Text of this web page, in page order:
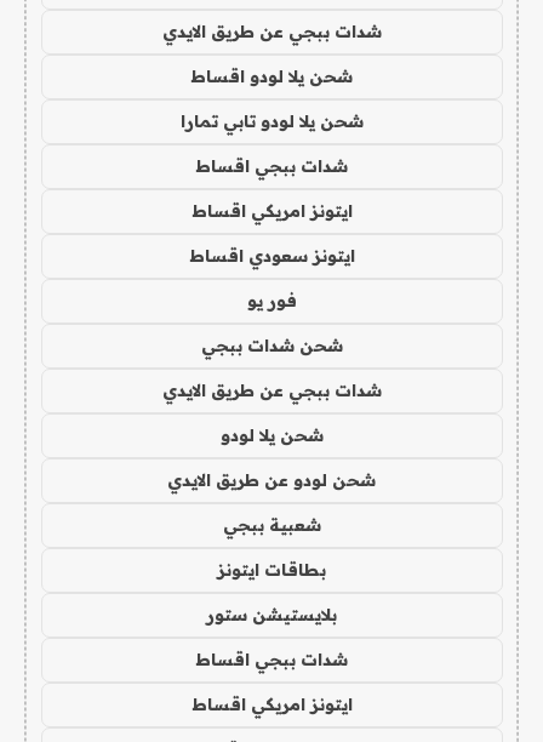
شدات ببجي عن طريق الايدي
شحن يلا لودو اقساط
شحن يلا لودو تابي تمارا
شدات ببجي اقساط
ايتونز امريكي اقساط
ايتونز سعودي اقساط
فور يو
شحن شدات ببجي
شدات ببجي عن طريق الايدي
شحن يلا لودو
شحن لودو عن طريق الايدي
شعبية ببجي
بطاقات ايتونز
بلايستيشن ستور
شدات ببجي اقساط
ايتونز امريكي اقساط